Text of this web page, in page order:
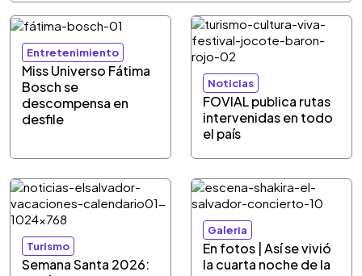
Entretenimiento
Miss Universo Fátima
Bosch se
descompensa en
desfile
Noticias
FOVIAL publica rutas
intervenidas en todo
el país
Turismo
Semana Santa 2026:
Galeria
En fotos | Así se vivió
la cuarta noche de la